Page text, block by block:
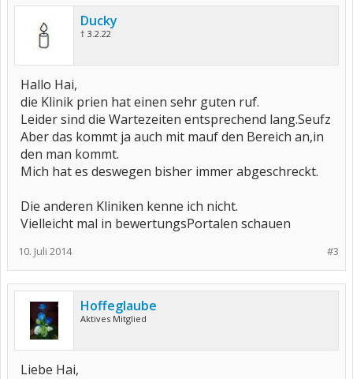
Ducky
† 3.2.22
Hallo Hai,
die Klinik prien hat einen sehr guten ruf.
Leider sind die Wartezeiten entsprechend lang.Seufz
Aber das kommt ja auch mit mauf den Bereich an,in
den man kommt.
Mich hat es deswegen bisher immer abgeschreckt.
Die anderen Kliniken kenne ich nicht.
Vielleicht mal in bewertungsPortalen schauen
#3
10. Juli 2014
Hoffeglaube
Aktives Mitglied
Liebe Hai,